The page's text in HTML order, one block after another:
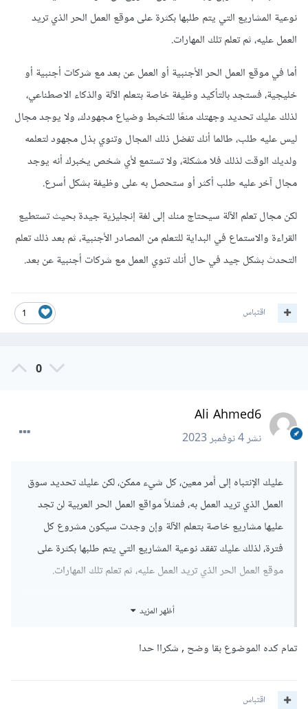
نوعية المشاريع التي يتم طلبها بكثرة على موقع العمل الحر الذي تريد
العمل عليه، ثم تعلم تلك المهارات.
أما في موقع العمل الحر الأجنبية أو العمل عن بعد مع شركات أجنبية أو
خليجية، فستجد بالتأكيد وظيفة خاصة بتعلم الآلة والذكاء الاصطناعي،
لذلك عليك تحديد وجهتك منعًا للتخبط وضياع مجهودك، ولا يوجد مجال
ليس عليه طلب، طالما أنك تفضل ذلك المجال وتنوي بذل مجهود لتعلمه
ولديك الوقت لذلك فلا مشكلة، ولا تستمع لأي شخص يخبرك أنه يوجد
مجال آخر عليه طلب أكثر أو ستحصل به على وظيفة بشكل أسرع.
لكن مجال تعلم الآلة سيحتاج منك إلى لغة إنجليزية جيدة بحيث تستطيع
القراءة والاستماع في البداية للتعلم من المصادر الأجنبية، ثم بعد ذلك تعلم
التحدث بشكل جيد في حال أنك تنوي العمل مع شركات أجنبية عن بعد.
1 اقتباس
0
Ali Ahmed6
نشر4 نوفمبر 2023
عليك الإنتباه إلى أمر معين، كل شيء ممكن، لكن عليك تحديد سوق
العمل الذي تريد العمل به، فمثلاً مواقع العمل الحر العربية لن تجد
عليها مشاريع خاصة بتعلم الآلة وإن وجدت سيكون مشروع كل
فترة، لذلك عليك تفقد نوعية المشاريع التي يتم طلبها بكثرة على
موقع العمل الحر الذي تريد العمل عليه، ثم تعلم تلك المهارات.
أما في موقع العمل الحر الأجنبية أو العمل عن بعد مع شركات أجنبية
الاصطناعي، لذلك عليك تحديد وجهتك منعًا للتخبط وضياع
المجال وتنوي بذل مجهود لتعلمه ولديك الوقت لذلك فلا مشكلة، ولا
أظهر المزيد
تمام كده الموضوع بقا وضح , شكراا حدا
اقتباس